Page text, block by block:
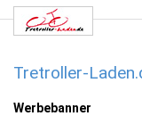
Tretroller-
Werbebanner